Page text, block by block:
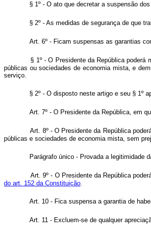
§ 1º - O ato que decretar a suspensão
§ 2º - As medidas de segurança de que
Art. 6º - Ficam suspensas as garantias
§ 1º - O Presidente da República poderá
públicas ou sociedades de economia mista, e
serviço.
§ 2º - O disposto neste artigo e seu § 1º
Art. 7º - O Presidente da República, em
Art. 8º - O Presidente da República
públicas e sociedades de economia mista, sem
Parágrafo único - Provada a legitimidade
Art. 9º - O Presidente da República
do art. 152 da Constituição.
Art. 10 - Fica suspensa a garantia de
Art. 11 - Excluem-se de qualquer